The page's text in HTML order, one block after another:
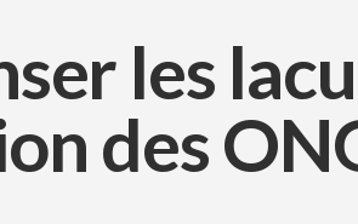
les
des